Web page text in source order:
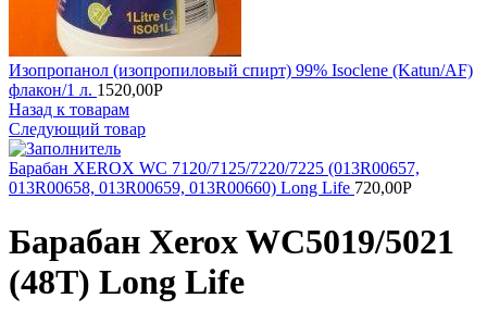
Изопропанол (изопропиловый спирт) 99% Isoclene (Katun/AF)
флакон/1 л. 1520,00Р
Назад к товарам
Следующий товар
Барабан XEROX WC 7120/7125/7220/7225 (013R00657,
013R00658, 013R00659, 013R00660) Long Life 720,00Р
Барабан Xerox WC5019/5021
(48T) Long Life